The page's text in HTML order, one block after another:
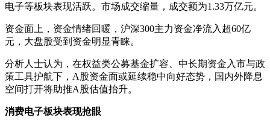
电子等板块表现活跃。市场成交缩量，成交额为1.33万亿元。
资金面上，资金情绪回暖，沪深300主力资金净流入超60亿
元，大盘股受到资金明显青睐。
分析人士认为，在权益类公募基金扩容、中长期资金入市与政
策工具护航下，A股资金面或延续稳中向好态势，国内外降息
空间打开将助推A股估值抬升。
消费电子板块表现抢眼